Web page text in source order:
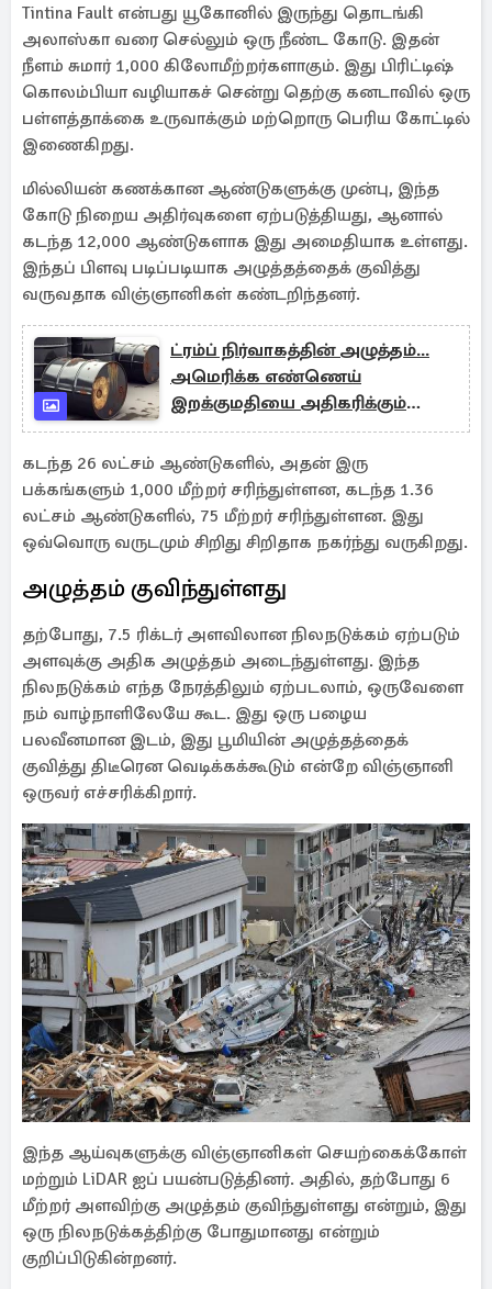
Tintina Fault என்பது யூகோனில் இருந்து தொடங்கி
அலாஸ்கா வரை செல்லும் ஒரு நீண்ட கோடு. இதன்
நீளம் சுமார் 1,000 கிலோமீற்றர்களாகும். இது பிரிட்டிஷ்
கொலம்பியா வழியாகச் சென்று தெற்கு கனடாவில் ஒரு
பள்ளத்தாக்கை உருவாக்கும் மற்றொரு பெரிய கோட்டில்
இணைகிறது.
மில்லியன் கணக்கான ஆண்டுகளுக்கு முன்பு, இந்த
கோடு நிறைய அதிர்வுகளை ஏற்படுத்தியது, ஆனால்
கடந்த 12,000 ஆண்டுகளாக இது அமைதியாக உள்ளது.
இந்தப் பிளவு படிப்படியாக அழுத்தத்தைக் குவித்து
வருவதாக விஞ்ஞானிகள் கண்டறிந்தனர்.
ட்ரம்ப் நிர்வாகத்தின் அழுத்தம்...
அமெரிக்க எண்ணெய்
இறக்குமதியை அதிகரிக்கும்
இந்தியா
கடந்த 26 லட்சம் ஆண்டுகளில், அதன் இரு
பக்கங்களும் 1,000 மீற்றர் சரிந்துள்ளன, கடந்த 1.36
லட்சம் ஆண்டுகளில், 75 மீற்றர் சரிந்துள்ளன. இது
ஒவ்வொரு வருடமும் சிறிது சிறிதாக நகர்ந்து வருகிறது.
அழுத்தம் குவிந்துள்ளது
தற்போது, 7.5 ரிக்டர் அளவிலான நிலநடுக்கம் ஏற்படும்
அளவுக்கு அதிக அழுத்தம் அடைந்துள்ளது. இந்த
நிலநடுக்கம் எந்த நேரத்திலும் ஏற்படலாம், ஒருவேளை
நம் வாழ்நாளிலேயே கூட. இது ஒரு பழைய
பலவீனமான இடம், இது பூமியின் அழுத்தத்தைக்
குவித்து திடீரென வெடிக்கக்கூடும் என்றே விஞ்ஞானி
ஒருவர் எச்சரிக்கிறார்.
இந்த ஆய்வுகளுக்கு விஞ்ஞானிகள் செயற்கைக்கோள்
மற்றும் LiDAR ஐப் பயன்படுத்தினர். அதில், தற்போது 6
மீற்றர் அளவிற்கு அழுத்தம் குவிந்துள்ளது என்றும், இது
ஒரு நிலநடுக்கத்திற்கு போதுமானது என்றும்
குறிப்பிடுகின்றனர்.